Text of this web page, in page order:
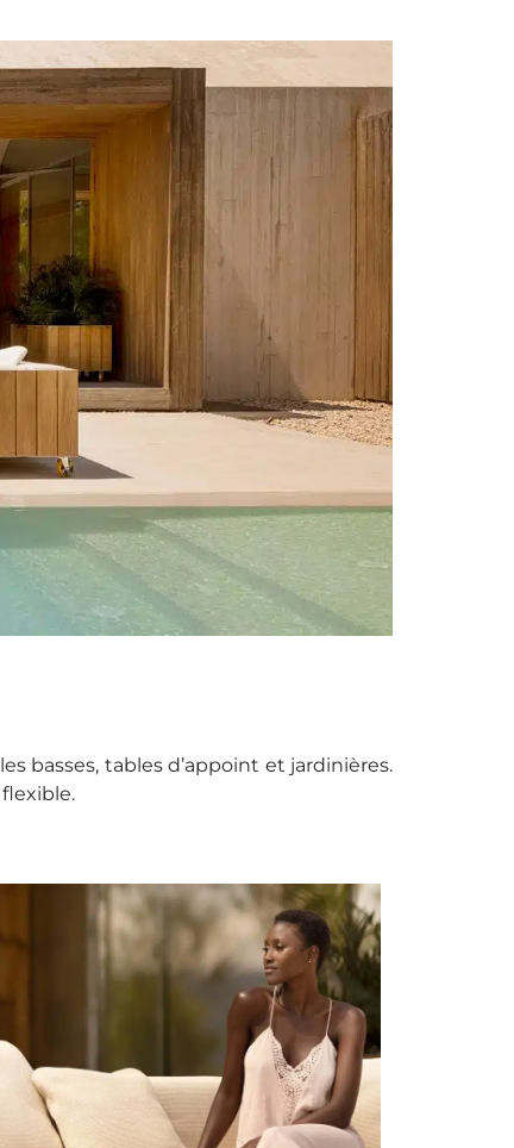
basses, tables d’appoint et jardinières.